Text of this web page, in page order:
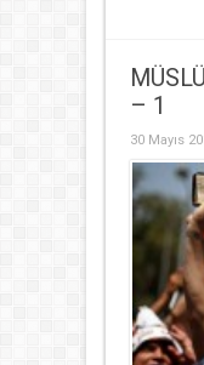
– 1
30 Mayıs